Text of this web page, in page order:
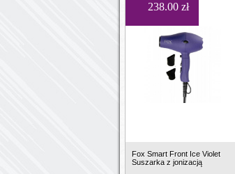
238.00 zł
Fox Smart Front Ice Violet
Suszarka z jonizacją